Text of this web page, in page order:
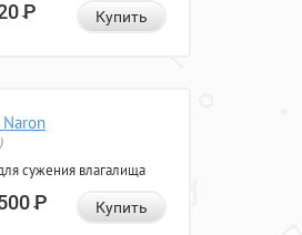
Р Купить
сужения влагалища
Р Купить